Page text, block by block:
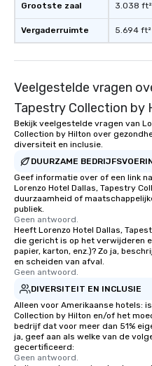
Grootste zaal
Vergaderruimte
3.038 ft²
5.694 ft²
Veelgestelde vragen
Tapestry Collection by
Bekijk veelgestelde vragen van
Collection by Hilton over
diversiteit en inclusie.
DUURZAME
Geef informatie over of een link
Lorenzo Hotel Dallas, Tapestry
duurzaamheid of
publiek.
Geen antwoord.
Heeft Lorenzo Hotel Dallas,
die gericht is op het verwijderen
papier, karton, enz.)? Zo ja,
en scheiden van afval.
Geen antwoord.
DIVERSITEIT EN INCLUSIE
Alleen voor Amerikaanse hotels:
Collection by Hilton en/of het
bedrijf dat voor meer dan 51%
ja, geef aan als welke van de
gecertificeerd:
Geen antwoord.